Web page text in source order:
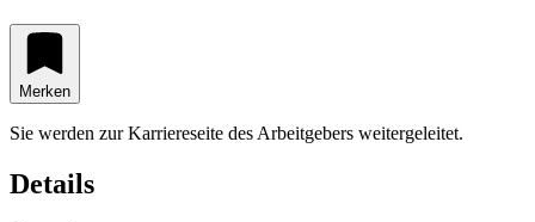
Merken
Sie werden zur Karriereseite des Arbeitgebers weitergeleitet.
Details